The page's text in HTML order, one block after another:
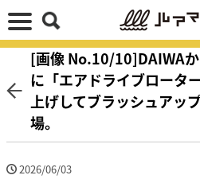
[画像 No.10/10]DAIWA
に「エアドライブロータ
上げしてブラッシュアッ
場。
2026/06/03